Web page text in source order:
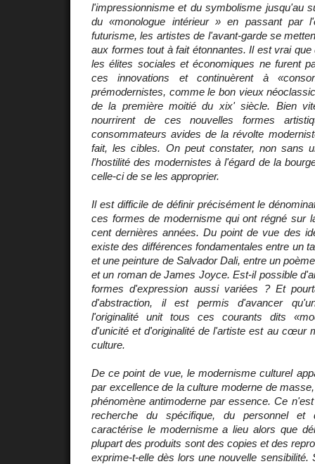
l'impressionnisme et du symbolisme jusqu'au
du «monologue intérieur » en passant par
futurisme, les artistes de l'avant-garde se
aux formes tout à fait étonnantes. Il est vrai
les élites sociales et économiques ne furent
ces innovations et continuèrent à
prémodernistes, comme le bon vieux
de la première moitié du xix' siècle. Bien
nourrirent de ces nouvelles formes
consommateurs avides de la révolte
fait, les cibles. On peut constater, non sans
l'hostilité des modernistes à l'égard de la
celle-ci de se les approprier.
Il est difficile de définir précisément le
ces formes de modernisme qui ont régné sur
cent dernières années. Du point de vue des
existe des différences fondamentales entre un
et une peinture de Salvador Dali, entre un
et un roman de James Joyce. Est-il possible
formes d'expression aussi variées ? Et
d'abstraction, il est permis d'avancer
l'originalité unit tous ces courants dits
d'unicité et d'originalité de l'artiste est au cœur
culture.
De ce point de vue, le modernisme culturel
par excellence de la culture moderne de
phénomène antimoderne par essence. Ce
recherche du spécifique, du personnel et
caractérise le modernisme a lieu alors que
plupart des produits sont des copies et des
exprime-t-elle dès lors une nouvelle sensibilité.